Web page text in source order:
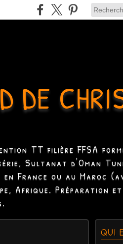
DE
TT filière FFSA
Sultanat d'Oman
France ou au Maroc
Afrique. Préparation
QUI